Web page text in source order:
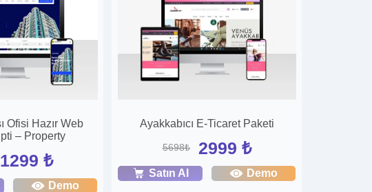
Ofisi Hazır Web
– Property
1299 ₺
Demo
Ayakkabıcı E-Ticaret Paketi
5698₺ 2999 ₺
Satın Al Demo